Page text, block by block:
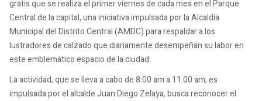
gratis que se realiza el primer viernes de cada mes en el Parque
Central de la capital, una iniciativa impulsada por la Alcaldía
Municipal del Distrito Central (AMDC) para respaldar a los
lustradores de calzado que diariamente desempeñan su labor en
este emblemático espacio de la ciudad.
La actividad, que se lleva a cabo de 8:00 am a 11:00 am, es
impulsada por el alcalde Juan Diego Zelaya, busca reconocer el